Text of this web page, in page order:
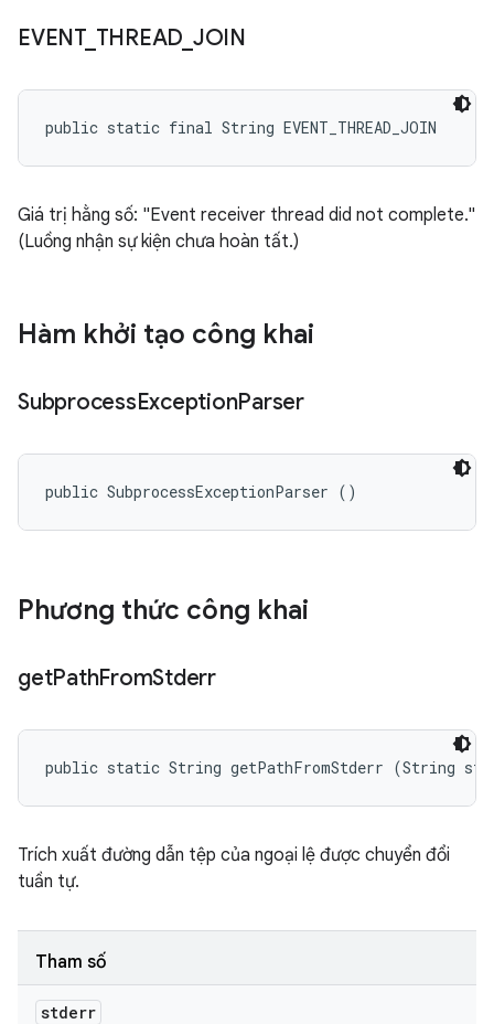
EVENT_ THREAD JOIN
public static final String EVENT_THREAD_JOIN
Giá trị hằng số: "Event receiver thread did not complete."
(Luồng nhận sự kiện chưa hoàn tất.)
Hàm khởi tạo công khai
SubprocessExceptionParser
public SubprocessExceptionParser ()
Phương thức công khai
getPathFromStderr
public static String getPathFromStderr (String
Trích xuất đường dẫn tệp của ngoại lệ được chuyển đổi
tuần tự.
Tham số
stderr